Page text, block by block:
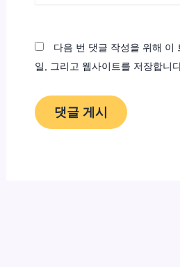
다음 번 댓글 작성을 위해 이
일, 그리고 웹사이트를 저장합니